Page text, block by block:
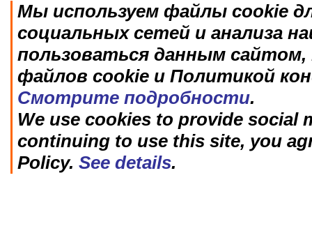
Мы используем файлы cookie
социальных сетей и анализа
пользоваться данным
файлов cookie и Политикой
Смотрите подробности.
We use cookies to provide social
continuing to use this site, you
Policy. See details.